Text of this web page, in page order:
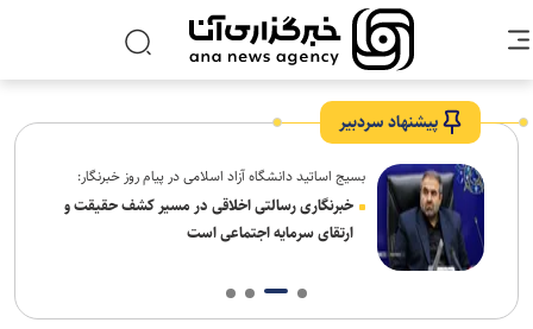
پیشنهاد سردبیر
بسیج اساتید دانشگاه آزاد اسلامی در پیام روز خبرنگار:
خبرنگاری رسالتی اخلاقی در مسیر کشف حقیقت و
ارتقای سرمایه اجتماعی است